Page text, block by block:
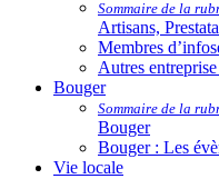
Sommaire de la
Artisans,
Membres
Autres
Bouger
Sommaire de la
Bouger
Bouger : Les
Vie locale